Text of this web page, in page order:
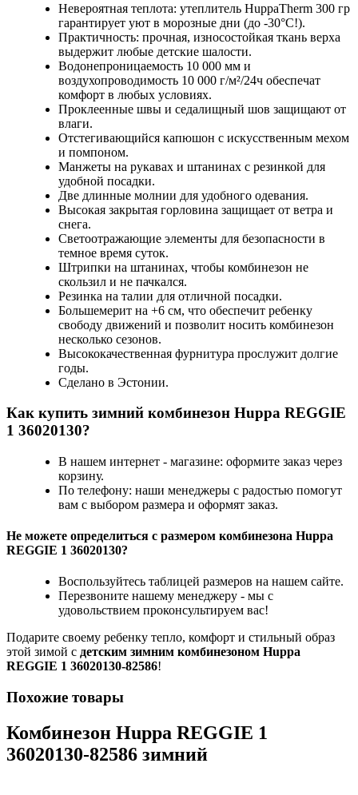
Невероятная теплота: утеплитель HuppaTherm 300 гр
гарантирует уют в морозные дни (до -30°C!).
Практичность: прочная, износостойкая ткань верха
выдержит любые детские шалости.
Водонепроницаемость 10 000 мм и
воздухопроводимость 10 000 г/м²/24ч обеспечат
комфорт в любых условиях.
Проклеенные швы и седалищный шов защищают от
влаги.
Отстегивающийся капюшон с искусственным мехом
и помпоном.
Манжеты на рукавах и штанинах с резинкой для
удобной посадки.
Две длинные молнии для удобного одевания.
Высокая закрытая горловина защищает от ветра и
снега.
Светоотражающие элементы для безопасности в
темное время суток.
Штрипки на штанинах, чтобы комбинезон не
скользил и не пачкался.
Резинка на талии для отличной посадки.
Большемерит на +6 см, что обеспечит ребенку
свободу движений и позволит носить комбинезон
несколько сезонов.
Высококачественная фурнитура прослужит долгие
годы.
Сделано в Эстонии.
Как купить зимний комбинезон Huppa REGGIE
1 36020130?
В нашем интернет - магазине: оформите заказ через
корзину.
По телефону: наши менеджеры с радостью помогут
вам с выбором размера и оформят заказ.
Не можете определиться с размером комбинезона Huppa
REGGIE 1 36020130?
Воспользуйтесь таблицей размеров на нашем сайте.
Перезвоните нашему менеджеру - мы с
удовольствием проконсультируем вас!
Подарите своему ребенку тепло, комфорт и стильный образ
этой зимой с детским зимним комбинезоном Huppa
REGGIE 1 36020130-82586!
Похожие товары
Комбинезон Huppa REGGIE 1
36020130-82586 зимний